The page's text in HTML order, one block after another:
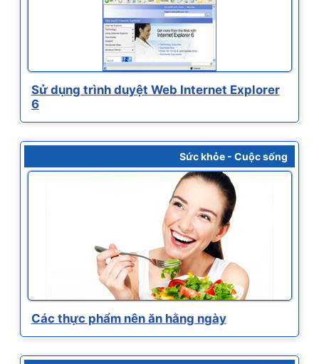
Sử dụng trình duyệt Web Internet Explorer
6
Sức khỏe - Cuộc sống
Các thực phẩm nên ăn hằng ngày